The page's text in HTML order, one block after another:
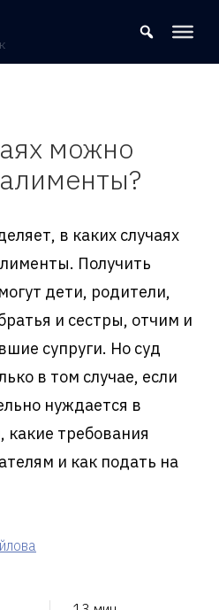
302-09-37
можно
в каких случаях
Получить
дети, родители,
и сестры, отчим и
супруги. Но суд
в том случае, если
нуждается в
какие требования
и как подать на